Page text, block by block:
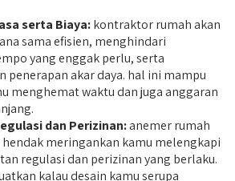
serta Biaya:kontraktor rumah akan
sama efisien, menghindari
yang enggak perlu, serta
penerapan akar daya. hal ini mampu
menghemat waktu dan juga anggaran
dan Perizinan:anemer rumah
meringankan kamu melengkapi
regulasi dan perizinan yang berlaku.
kalau desain kamu serupa